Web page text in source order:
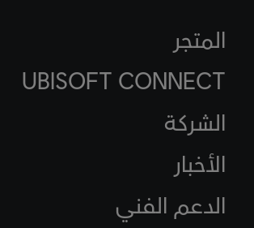
المتجر
UBISOFT CONNECT
الشركة
الأخبار
الدعم الفني